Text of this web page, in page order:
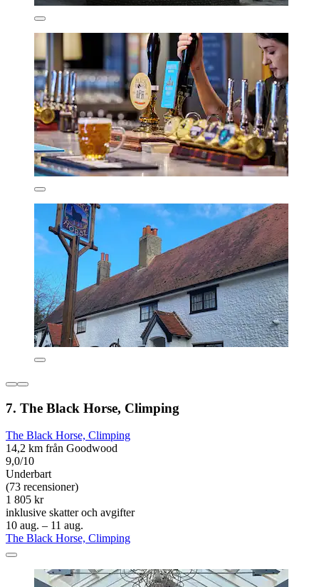
7. The Black Horse, Climping
The Black Horse, Climping
14,2 km från Goodwood
9,0/10
Underbart
(73 recensioner)
1 805 kr
inklusive skatter och avgifter
10 aug. – 11 aug.
The Black Horse, Climping